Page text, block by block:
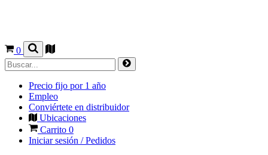
0
Precio fijo por 1 año
Empleo
Conviértete en distribuidor
Ubicaciones
Carrito 0
Iniciar sesión / Pedidos